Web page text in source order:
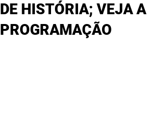
DE HISTÓRIA; VEJA A
PROGRAMAÇÃO